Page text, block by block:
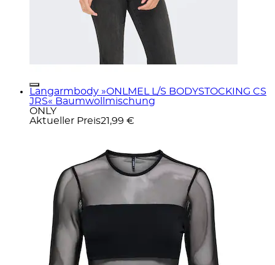
Langarmbody »ONLMEL L/S BODYSTOCKING CS
JRS« Baumwollmischung
ONLY
Aktueller Preis21,99 €